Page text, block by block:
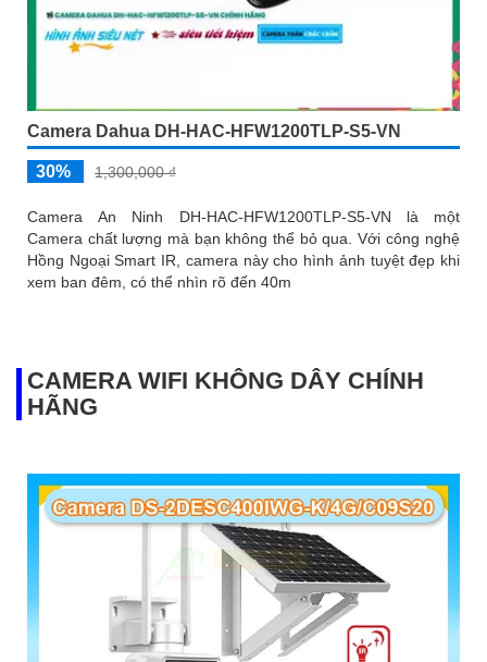
Camera Dahua DH-HAC-HFW1200TLP-S5-VN
30% 1,300,000 ₫
Camera An Ninh DH-HAC-HFW1200TLP-S5-VN là một
Camera chất lượng mà bạn không thể bỏ qua. Với công nghệ
Hồng Ngoại Smart IR, camera này cho hình ảnh tuyệt đẹp khi
xem ban đêm, có thể nhìn rõ đến 40m
CAMERA WIFI KHÔNG DÂY CHÍNH
HÃNG